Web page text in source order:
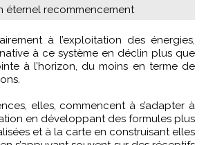
éternel recommencement
à ce système en déclin plus que
à l’horizon, du moins en terme de
elles, commencent à s’adapter à
en développant des formules plus
et à la carte en construisant elles